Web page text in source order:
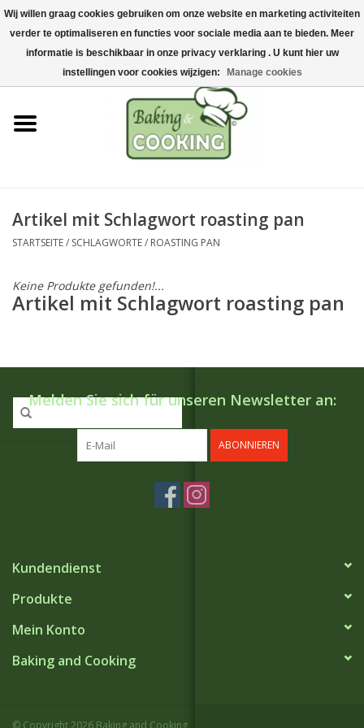
Startseite
Koch-&Backutensilien
Maschinen & Teile
Edelstahl
Rohstoffe & Präsentation
Artikel mit Schlagwort roasting pan
STARTSEITE/ SCHLAGWORTE/ ROASTING PAN
Keine Produkte gefunden!...
Artikel mit Schlagwort roasting pan
Melden Sie sich für unseren Newsletter an:
ABONNIEREN
Kundendienst
Produkte
Mein Konto
Baking and Cooking
© Copyright 2026 Baking and Cooking
Wij willen graag cookies gebruiken om onze website en marketing activiteiten
verder te optimaliseren en functies voor sociale media aan te bieden. Meer
informatie is beschikbaar in onze privacy verklaring . U kunt hier uw
instellingen voor cookies wijzigen:
Manage cookies